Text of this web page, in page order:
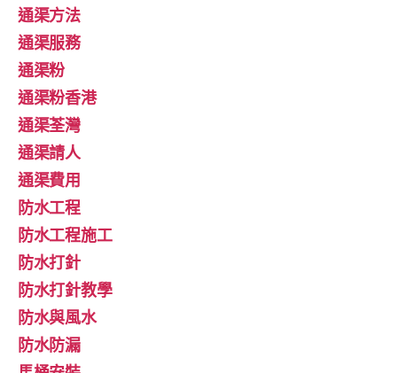
通渠方法
通渠服務
通渠粉
通渠粉香港
通渠荃灣
通渠請人
通渠費用
防水工程
防水工程施工
防水打針
防水打針教學
防水與風水
防水防漏